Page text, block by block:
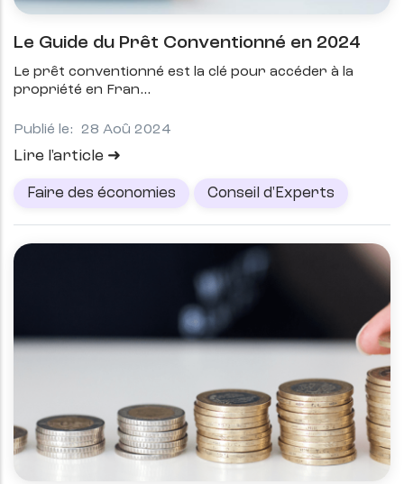
Le Guide du Prêt Conventionné en 2024
Le prêt conventionné est la clé pour accéder à la
propriété en Fran
Publié le: 28 Aoû 2024
Lire l'article
Faire des économies Conseil d'Experts